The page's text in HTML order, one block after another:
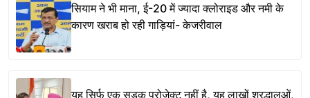
सियाम ने भी माना, ई-20 में ज्यादा क्लोराइड और नमी के
कारण खराब हो रही गाड़ियां- केजरीवाल
यह सिर्फ एक सड़क प्रोजेक्ट नहीं है, यह लाखों श्रद्धालुओं,